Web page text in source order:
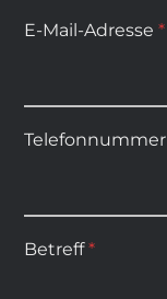
E-Mail-Adresse *
Telefonnummer
Betreff*